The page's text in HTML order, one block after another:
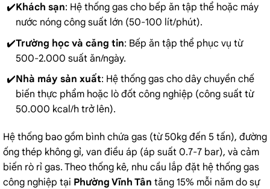
Khách sạn: Hệ thống gas cho bếp ăn tập thể hoặc máy
nước nóng công suất lớn (50-100 lít/phút).
Trường học và căng tin: Bếp ăn tập thể phục vụ từ
500-2.000 suất ăn/ngày.
Nhà máy sản xuất: Hệ thống gas cho dây chuyền chế
biến thực phẩm hoặc lò đốt công nghiệp (công suất từ
50.000 kcal/h trở lên).
Hệ thống bao gồm bình chứa gas (từ 50kg đến 5 tấn), đường
ống thép không gỉ, van điều áp (áp suất 0.7-7 bar), và cảm
biến rò rỉ gas. Theo thống kê, nhu cầu lắp đặt hệ thống gas
công nghiệp tại Phường Vĩnh Tân tăng 15% mỗi năm do sự